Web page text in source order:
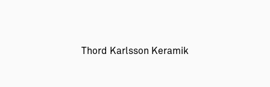
Thord Karlsson Keramik